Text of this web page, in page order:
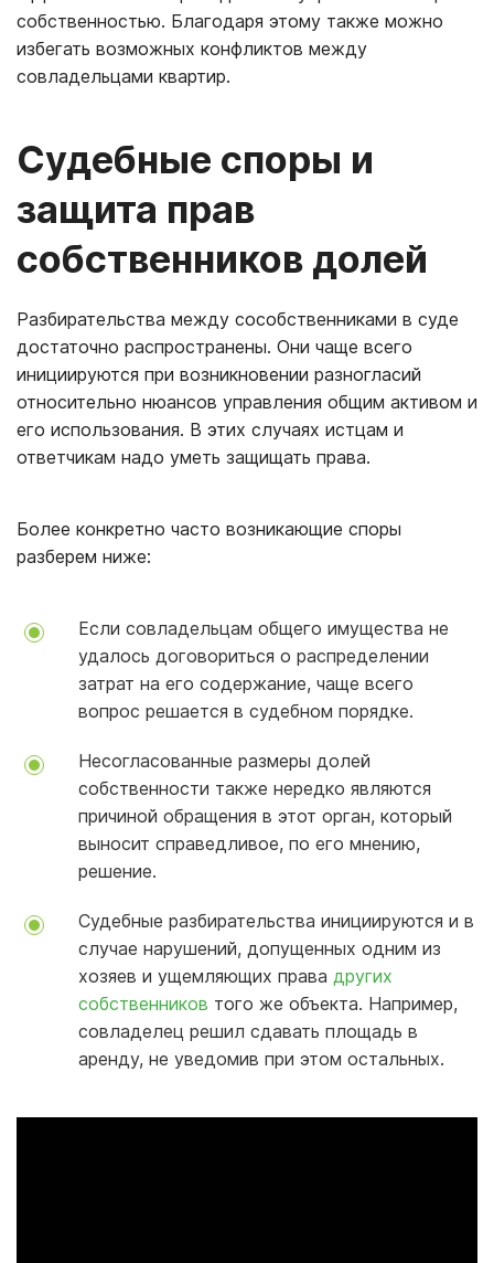
собственностью. Благодаря этому также можно
избегать возможных конфликтов между
совладельцами квартир.
Судебные споры и
защита прав
собственников долей
Разбирательства между сособственниками в суде
достаточно распространены. Они чаще всего
инициируются при возникновении разногласий
относительно нюансов управления общим активом и
его использования. В этих случаях истцам и
ответчикам надо уметь защищать права.
Более конкретно часто возникающие споры
разберем ниже:
Если совладельцам общего имущества не
удалось договориться о распределении
затрат на его содержание, чаще всего
вопрос решается в судебном порядке.
Несогласованные размеры долей
собственности также нередко являются
причиной обращения в этот орган, который
выносит справедливое, по его мнению,
решение.
Судебные разбирательства инициируются и в
случае нарушений, допущенных одним из
хозяев и ущемляющих права других
собственников того же объекта. Например,
совладелец решил сдавать площадь в
аренду, не уведомив при этом остальных.